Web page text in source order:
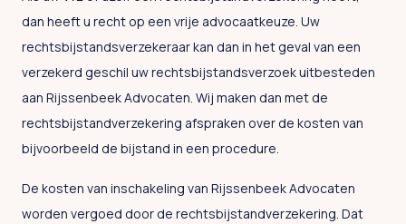
dan heeft u recht op een vrije advocaatkeuze. Uw
rechtsbijstandsverzekeraar kan dan in het geval van een
verzekerd geschil uw rechtsbijstandsverzoek uitbesteden
aan Rijssenbeek Advocaten. Wij maken dan met de
rechtsbijstandverzekering afspraken over de kosten van
bijvoorbeeld de bijstand in een procedure.
De kosten van inschakeling van Rijssenbeek Advocaten
worden vergoed door de rechtsbijstandverzekering. Dat